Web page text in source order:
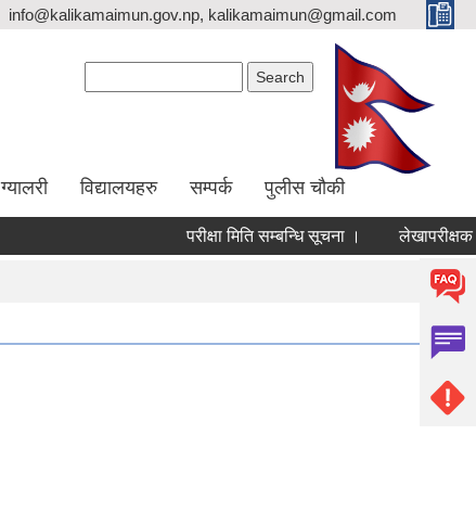
info@kalikamaimun.gov.np, kalikamaimun@gmail.com
ग्यालरी विद्यालयहरु सम्पर्क पुलीस चौकी
परीक्षा मिति सम्बन्धि सूचना । लेखापरीक्षक